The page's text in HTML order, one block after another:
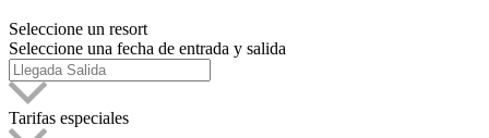
Seleccione un resort
Seleccione una fecha de entrada y salida
Tarifas especiales